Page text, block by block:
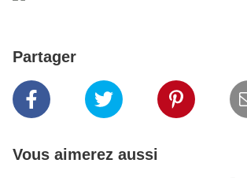
Partager
Vous aimerez aussi